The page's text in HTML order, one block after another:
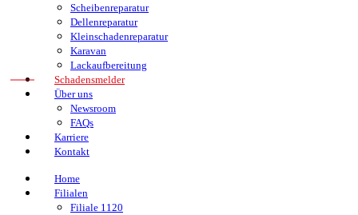
Scheibenreparatur
Dellenreparatur
Kleinschadenreparatur
Karavan
Lackaufbereitung
Schadensmelder
Über uns
Newsroom
FAQs
Karriere
Kontakt
Home
Filialen
Filiale 1120